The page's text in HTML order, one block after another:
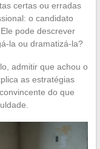
certas ou erradas
o candidato
pode descrever
la ou dramatizá-la?
admitir que achou o
as estratégias
do que